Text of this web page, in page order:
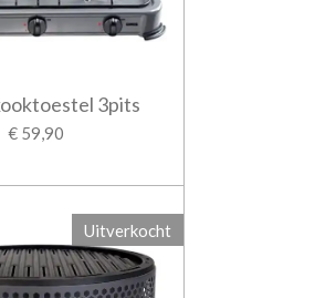
3pits
€ 59,90
Uitverkocht